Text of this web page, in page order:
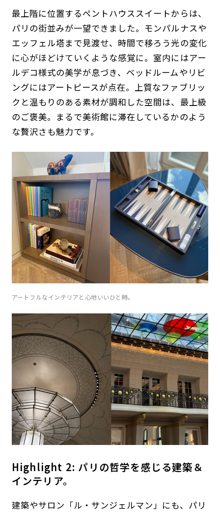
最上階に位置するペントハウススイートからは、
パリの街並みが一望できました。モンパルナスや
エッフェル塔まで見渡せ、時間で移ろう光の変化
に心がほどけていくような感覚に。室内にはアー
ルデコ様式の美学が息づき、ベッドルームやリビ
ングにはアートピースが点在。上質なファブリッ
クと温もりのある素材が調和した空間は、最上級
のご褒美。まるで美術館に滞在しているかのよう
な贅沢さも魅力です。
アートフルなインテリアと心地いいひと時。
Highlight 2: パリの哲学を感じる建築＆
インテリア。
建築やサロン「ル・サンジェルマン」にも、パリ